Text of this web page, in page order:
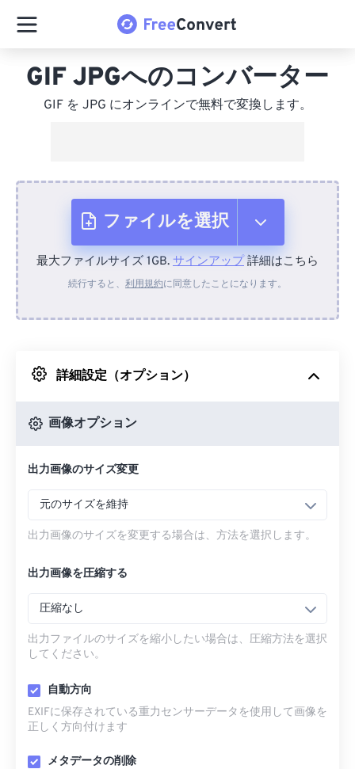
GIF JPGへのコンバーター
GIF を JPG にオンラインで無料で変換します。
ファイルを選択
デバイスから
Googleドライブから
URLから
最大ファイルサイズ 1GB. サインアップ詳細はこちら
続行すると、 利用規約に同意したことになります。
詳細設定（オプション）
画像オプション
出力画像のサイズ変更
元のサイズを維持
出力画像のサイズを変更する場合は、方法を選択します。
出力画像を圧縮する
圧縮なし
出力ファイルのサイズを縮小したい場合は、圧縮方法を選択
してください。
自動方向
EXIFに保存されている重力センサーデータを使用して画像を
正しく方向付けます
メタデータの削除